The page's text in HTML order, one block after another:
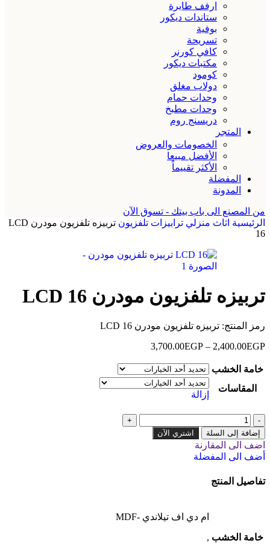
ارفف طايرة
ستاندات ديكور
بوفية
تسريحة
كافي كورنر
مكتبات ديكور
كومود
دولاب مغلق
وحدات حمام
وحدات مطبخ
دريسنج روم
المتجر
الخصومات والعروض
الأفضل مبيعا
الأكثر تقييماً
المفضلة
المدونة
من المصنع الى باب بيتك - تسوق الآن
الرئيسية اثاث منزلي ترابيزات تلفزيون
تربيزه تلفزيون مودرن LCD
16
تربيزه تلفزيون مودرن LCD 16
رمز المنتج: تربيزه تلفزيون مودرن LCD 16
2,400.00EGP
–
3,700.00EGP
خامة الخشب
المقاسات
إزالة
إضافة إلى السلة اشتري الآن
اضف الى المقارنة
أضف الى المفضلة
تفاصيل المنتج
خامة الخشب
ام دي اف تيلاندي -MDF
,